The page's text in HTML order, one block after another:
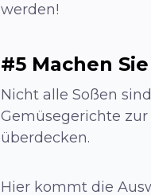
werden!
#5 Machen
Nicht alle Soßen
Gemüsegerichte
überdecken.
Hier kommt die